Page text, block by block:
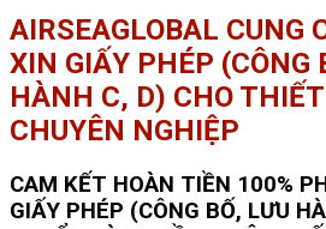
AIRSEAGLOBAL CUNG
XIN GIẤY PHÉP (CÔNG
HÀNH C, D) CHO
CHUYÊN NGHIỆP
CAM KẾT HOÀN TIỀN 100%
GIẤY PHÉP (CÔNG BỐ, LƯU